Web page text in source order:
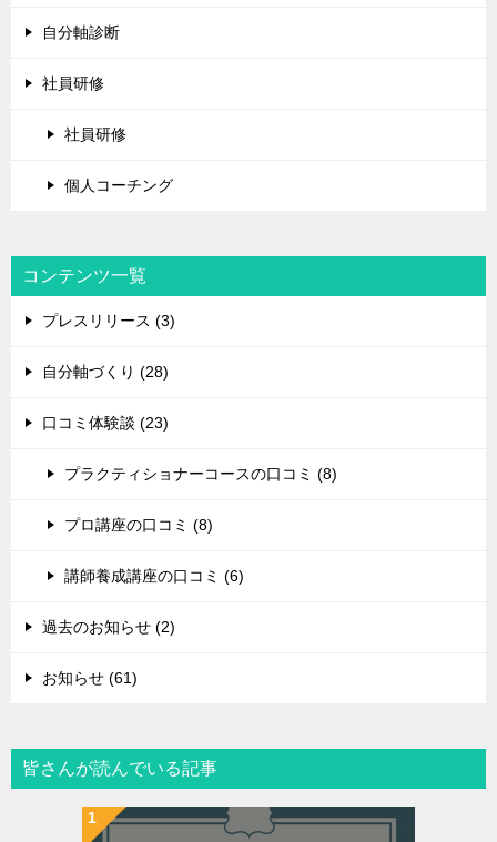
自分軸診断
社員研修
社員研修
個人コーチング
コンテンツ一覧
プレスリリース (3)
自分軸づくり (28)
口コミ体験談 (23)
プラクティショナーコースの口コミ (8)
プロ講座の口コミ (8)
講師養成講座の口コミ (6)
過去のお知らせ (2)
お知らせ (61)
皆さんが読んでいる記事